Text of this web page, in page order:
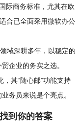
际商务标准，尤其在欧
合已全面采用微软办公
域深耕多年，以稳定的
企业的务实之选。
其“随心邮”功能支持
务员来说是个亮点。
到你的答案